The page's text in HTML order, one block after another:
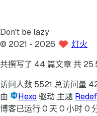
Don't be lazy
© 2021 - 2026 灯火
共撰写了 44 篇文章 共
访问人数 5521 总访问量
由
Hexo 驱动 主题
博客已运行 0 天 0 小时 0